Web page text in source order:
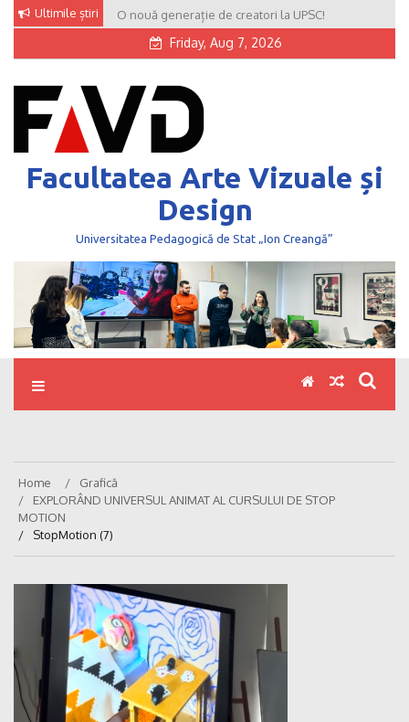
Skip
content
Ultimile știri O nouă generație de creatori la UPSC!
Friday, Aug 7, 2026
Facultatea Arte Vizuale și
Design
Universitatea Pedagogică de Stat „Ion Creangă”
Home
Grafică
EXPLORÂND UNIVERSUL ANIMAT AL CURSULUI DE STOP
MOTION
StopMotion (7)